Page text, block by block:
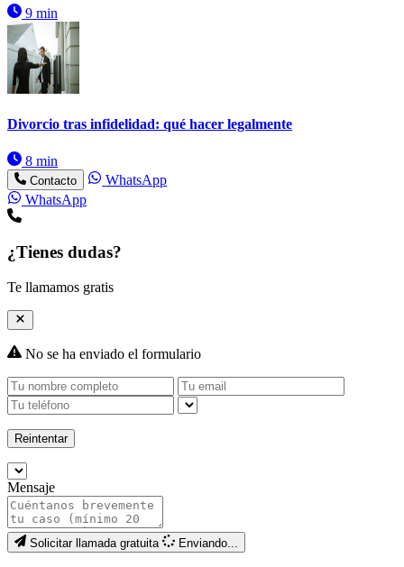
9 min
Divorcio tras infidelidad: qué hacer legalmente
8 min
Contacto
WhatsApp
WhatsApp
¿Tienes dudas?
Te llamamos gratis
No se ha enviado el formulario
Reintentar
Mensaje
Solicitar llamada gratuita Enviando...